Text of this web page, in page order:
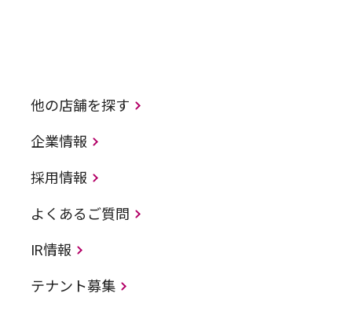
他の店舗を探す
企業情報
採用情報
よくあるご質問
IR情報
テナント募集